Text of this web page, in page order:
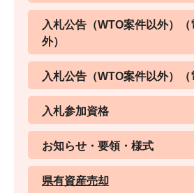
入札公告（WTO案件以外）（
外）
入札公告（WTO案件以外）（
入札参加資格
お知らせ・要領・様式
県有資産売却